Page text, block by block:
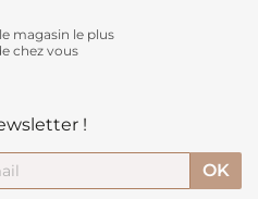
magasin le plus
chez vous
!